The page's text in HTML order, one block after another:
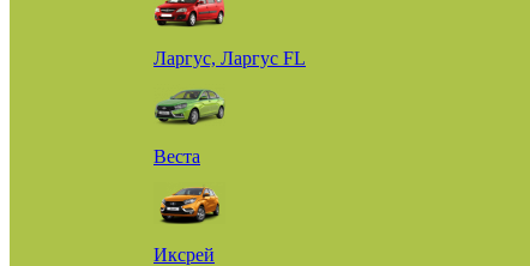
Ларгус, Ларгус FL
Веста
Иксрей